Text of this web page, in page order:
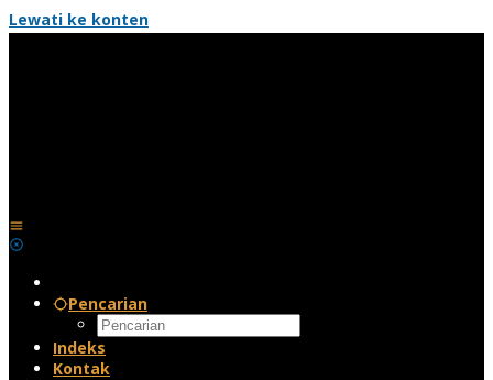
Lewati ke konten
Pencarian
Indeks
Kontak